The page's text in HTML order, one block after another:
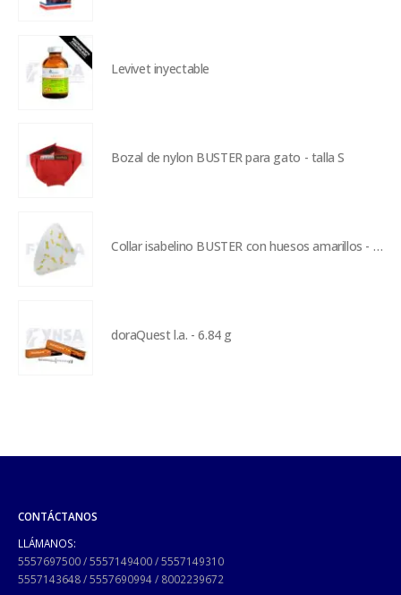
Levivet inyectable
Bozal de nylon BUSTER para gato - talla S
Collar isabelino BUSTER con huesos amarillos - 20 cm
doraQuest l.a. - 6.84 g
CONTÁCTANOS
LLÁMANOS:
5557697500/5557149400/5557149310
5557143648/5557690994/ 8002239672